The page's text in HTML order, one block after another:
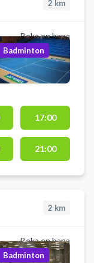
2 km
Boka en bana
Badminton
17:00
21:00
2 km
Boka en bana
Badminton